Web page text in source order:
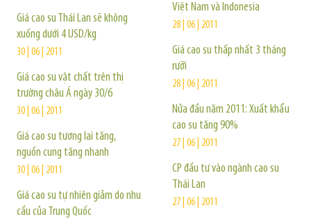
Giá cao su Thái Lan sẽ không
xuống dưới 4 USD/kg
30 | 06 | 2011
Giá cao su vật chất trên thị
trường châu Á ngày 30/6
30 | 06 | 2011
Giá cao su tương lai tăng,
nguồn cung tăng nhanh
30 | 06 | 2011
Giá cao su tự nhiên giảm do nhu
cầu của Trung Quốc
Việt Nam và Indonesia
28 | 06 | 2011
Giá cao su thấp nhất 3 tháng
rưỡi
28 | 06 | 2011
Nửa đầu năm 2011: Xuất khẩu
cao su tăng 90%
27 | 06 | 2011
CP đầu tư vào ngành cao su
Thái Lan
27 | 06 | 2011